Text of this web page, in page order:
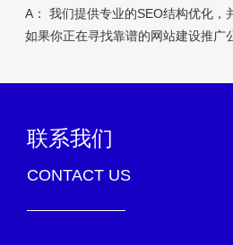
A： 我们提供专业的SEO结构优化，
如果你正在寻找靠谱的网站建设推广
联系我们
CONTACT US